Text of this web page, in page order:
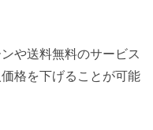
や送料無料のサービス
格を下げることが可能